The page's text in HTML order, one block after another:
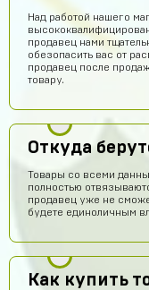
Над работой нашего
продавец нами
обезопасить вас от
продавец после
товару.
Откуда
Товары со всеми
полностью
продавец уже не
будете единоличным
Как купить